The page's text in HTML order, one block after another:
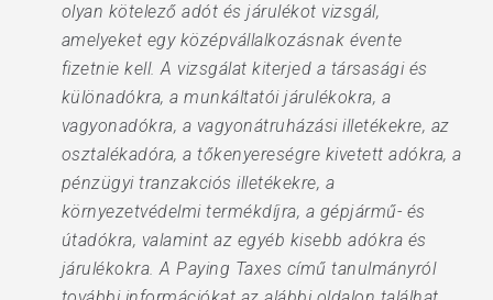
olyan kötelező adót és járulékot vizsgál,
amelyeket egy középvállalkozásnak évente
fizetnie kell. A vizsgálat kiterjed a társasági és
különadókra, a munkáltatói járulékokra, a
vagyonadókra, a vagyonátruházási illetékekre, az
osztalékadóra, a tőkenyereségre kivetett adókra, a
pénzügyi tranzakciós illetékekre, a
környezetvédelmi termékdíjra, a gépjármű- és
útadókra, valamint az egyéb kisebb adókra és
járulékokra. A Paying Taxes című tanulmányról